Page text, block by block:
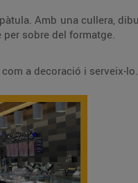
de sèsam negre per sobre del formatge.
el plat amb un parell de fulletes de menta com a decoració i serveix-lo.